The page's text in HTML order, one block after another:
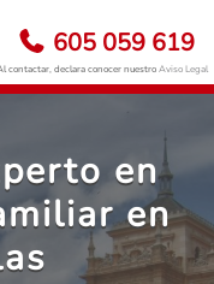
605 059 619
contactar, declara conocer nuestroAviso Legal
en
en